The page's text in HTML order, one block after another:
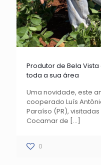
Produtor de Bela
toda a sua área
Uma novidade, este
cooperado Luís
Paraíso (PR),
Cocamar de […]
0